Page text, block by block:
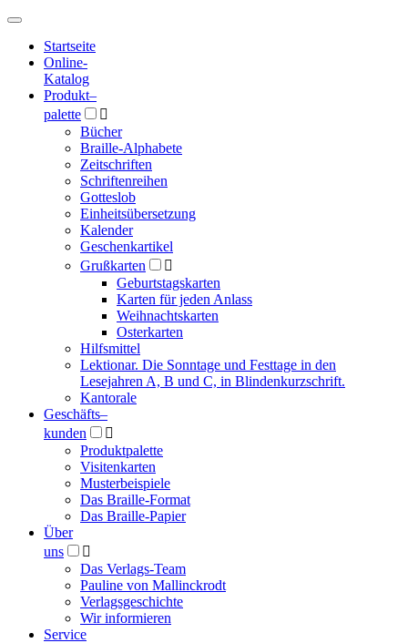
Hauptmenü
Hauptmenü
Startseite
Online-
Katalog
Produkt–
palette

Bücher
Braille-Alphabete
Zeitschriften
Schriftenreihen
Gotteslob
Einheitsübersetzung
Kalender
Geschenkartikel
Grußkarten

Geburtstagskarten
Karten für jeden Anlass
Weihnachtskarten
Osterkarten
Hilfsmittel
Lektionar. Die Sonntage und Festtage in den
Lesejahren A, B und C, in Blindenkurzschrift.
Kantorale
Geschäfts­–
kunden

Produktpalette
Visitenkarten
Musterbeispiele
Das Braille-Format
Das Braille-Papier
Über
uns

Das Verlags-Team
Pauline von Mallinckrodt
Verlagsgeschichte
Wir informieren
Service